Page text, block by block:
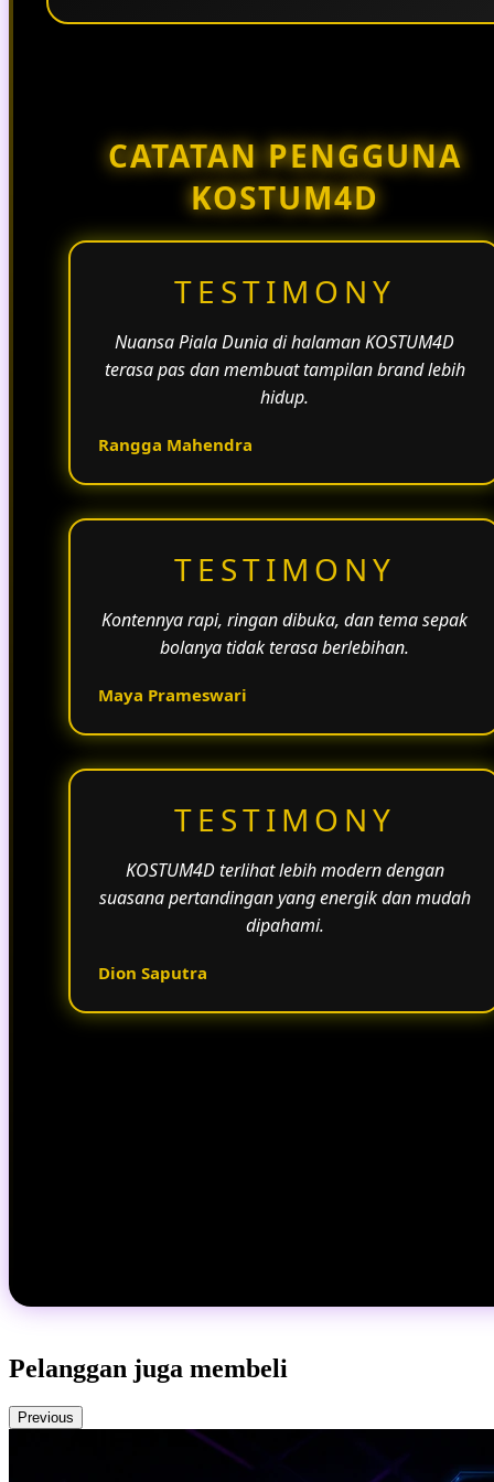
CATATAN PENGGUNA
KOSTUM4D
TESTIMONY
Nuansa Piala Dunia di halaman KOSTUM4D
terasa pas dan membuat tampilan brand lebih
hidup.
Rangga Mahendra
TESTIMONY
Kontennya rapi, ringan dibuka, dan tema sepak
bolanya tidak terasa berlebihan.
Maya Prameswari
TESTIMONY
KOSTUM4D terlihat lebih modern dengan
suasana pertandingan yang energik dan mudah
dipahami.
Dion Saputra
Pelanggan juga membeli
Previous